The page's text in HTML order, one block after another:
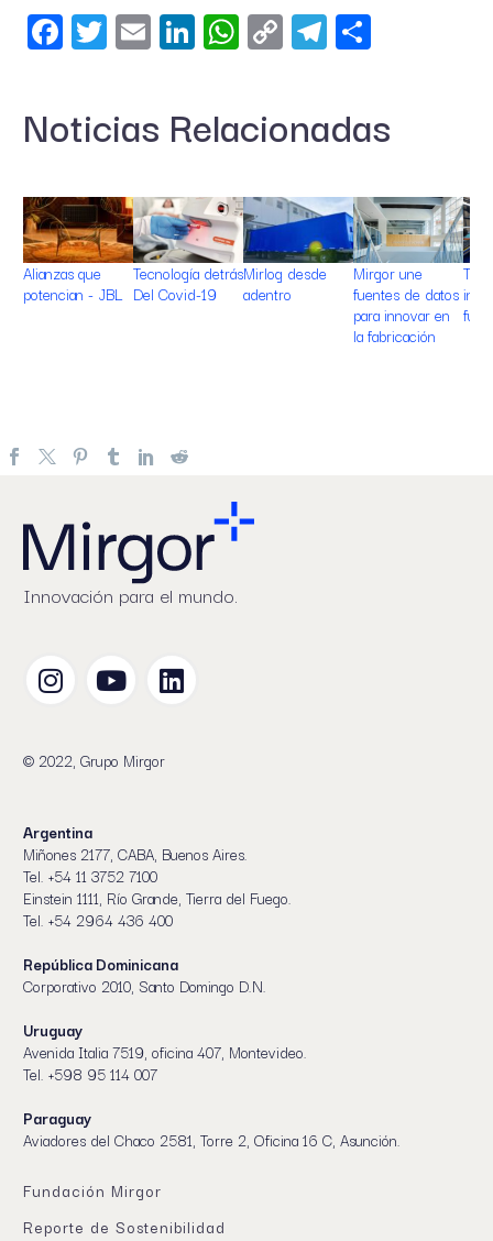
Facebook
Twitter
EmailLinkedIn
WhatsApp
CopyTelegram
Noticias Relacionadas
Alianzas que
potencian - JBL
Tecnología detrás
Del Covid-19
Mirlog desde
adentro
Mirgor une
fuentes de datos
para innovar en
la fabricación
Innovación para el mundo.
© 2022, Grupo Mirgor
Argentina
Miñones 2177, CABA, Buenos Aires.
Tel. +54 11 3752 7100
Einstein 1111, Río Grande, Tierra del Fuego.
Tel. +54 2964 436 400
República Dominicana
Corporativo 2010, Santo Domingo D.N.
Uruguay
Avenida Italia 7519, oficina 407, Montevideo.
Tel. +598 95 114 007
Paraguay
Aviadores del Chaco 2581, Torre 2, Oficina 16 C, Asunción.
Fundación Mirgor
Reporte de Sostenibilidad